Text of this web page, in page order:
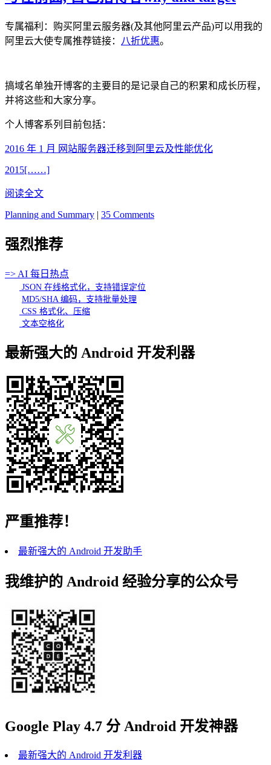
专属福利 ：购买阿里云服务器(及其他阿里云产品)可以用我的
阿里云大使专属推荐链接：
八折优惠。
搞域名单独开博客的主要目的是记录自己的积累和成长历程，
并将这些和大家分享。
个人博客系列目前包括：
2016 年 1 月 网站服务器迁移到阿里云及性能优化
2015[……]
阅读全文
Planning and Summary | 35 Comments
强烈推荐
=> AI 每日热点
JSON 在线格式化，支持错误定位
MD5/SHA 编码，支持批量处理
CSS 格式化、压缩
文本空格化
最新强大的 Android 开发利器
严重推荐！
最新强大的 Android 开发助手
我维护的 Android 经验分享的公众号
Google Play 4.7 分 Android 开发神器
最新强大的 Android 开发利器